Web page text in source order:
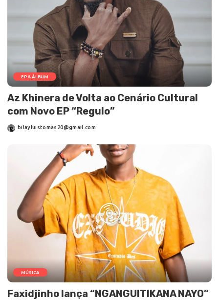
EP & ÁLBUM
Az Khinera de Volta ao Cenário Cultural
com Novo EP “Regulo”
bilayluistomas20@gmail.com
MÚSICA
Faxidjinho lança “NGANGUITIKANA NAYO”